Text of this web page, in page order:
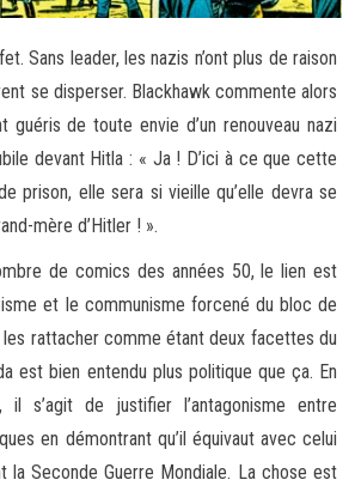
Sans leader, les nazis n’ont plus de raison
se disperser. Blackhawk commente alors
guéris de toute envie d’un renouveau nazi
devant Hitla : « Ja ! D’ici à ce que cette
prison, elle sera si vieille qu’elle devra se
mère d’Hitler ! ».
de comics des années 50, le lien est
et le communisme forcené du bloc de
les rattacher comme étant deux facettes du
est bien entendu plus politique que ça. En
il s’agit de justifier l’antagonisme entre
en démontrant qu’il équivaut avec celui
la Seconde Guerre Mondiale. La chose est